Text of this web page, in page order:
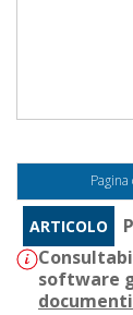
ARTICOLO
software
documenti